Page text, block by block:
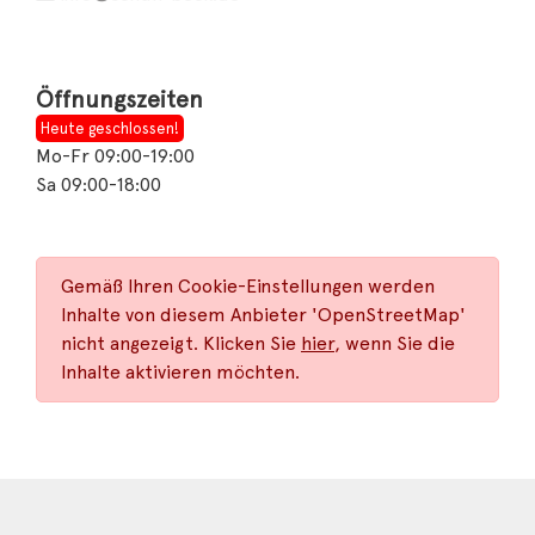
Öffnungszeiten
Heute geschlossen!
Mo-Fr 09:00-19:00
Sa 09:00-18:00
Gemäß Ihren Cookie-Einstellungen werden
Inhalte von diesem Anbieter 'OpenStreetMap'
nicht angezeigt. Klicken Sie hier, wenn Sie die
Inhalte aktivieren möchten.